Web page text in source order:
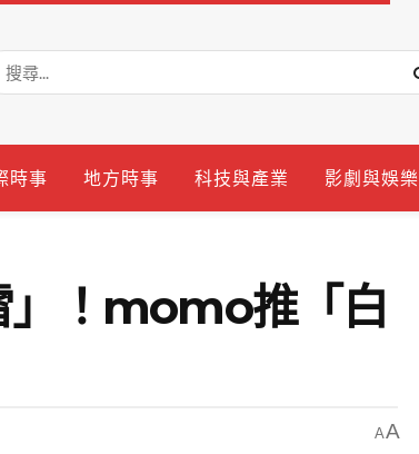
時事 地方時事 科技與產業 影劇與娛樂
」！momo推「白
AA